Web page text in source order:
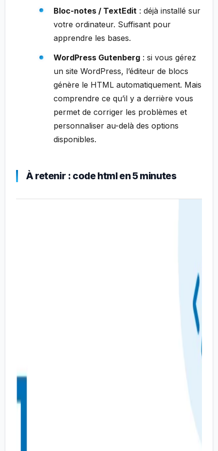
Bloc-notes / TextEdit : déjà installé sur
votre ordinateur. Suffisant pour
apprendre les bases.
WordPress Gutenberg: si vous gérez
un site WordPress, l’éditeur de blocs
génère le HTML automatiquement. Mais
comprendre ce qu’il y a derrière vous
permet de corriger les problèmes et
personnaliser au-delà des options
disponibles.
À retenir : code html en 5 minutes